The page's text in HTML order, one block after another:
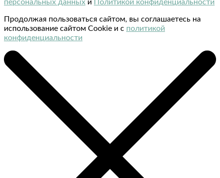
персональных данных и Политикой конфиденциальности
Продолжая пользоваться сайтом, вы соглашаетесь на
использование сайтом Cookie и с политикой
конфиденциальности